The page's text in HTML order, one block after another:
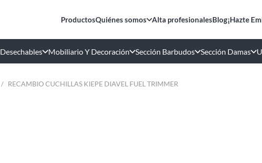
ProductosQuiénes somos Alta profesionalesBlog¡Hazte
Desechables Mobiliario Y Decoración Sección Barbudos Sección Damas
/ RECAMBIO CUCHILLAS KIEPE DIAVEL FUEL TRIMMER